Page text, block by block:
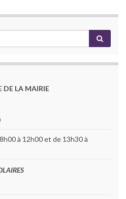
DE LA MAIRIE
à 12h00 et de 13h30 à